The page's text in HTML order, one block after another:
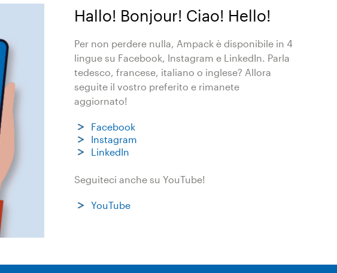
Hallo! Bonjour! Ciao! Hello!
Per non perdere nulla, Ampack è disponibile in 4
lingue su Facebook, Instagram e LinkedIn. Parla
tedesco, francese, italiano o inglese? Allora
seguite il vostro preferito e rimanete
aggiornato!
Facebook
Instagram
LinkedIn
Seguiteci anche su YouTube!
YouTube